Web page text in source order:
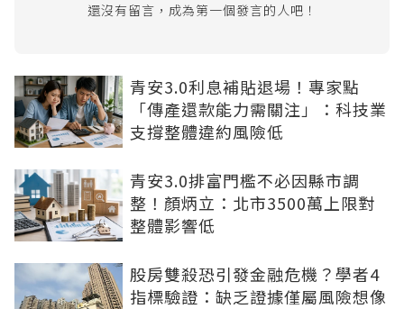
還沒有留言，成為第一個發言的人吧！
青安3.0利息補貼退場！專家點
「傳產還款能力需關注」：科技業
支撐整體違約風險低
青安3.0排富門檻不必因縣市調
整！顏炳立：北市3500萬上限對
整體影響低
股房雙殺恐引發金融危機？學者4
指標驗證：缺乏證據僅屬風險想像